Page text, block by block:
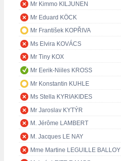
Mr Kimmo KILJUNEN
Mr Eduard KÖCK
Mr František KOPŘIVA
Ms Elvira KOVÁCS
Mr Tiny KOX
Mr Eerik-Niiles KROSS
Mr Konstantin KUHLE
Ms Stella KYRIAKIDES
Mr Jaroslav KYTÝR
M. Jérôme LAMBERT
M. Jacques LE NAY
Mme Martine LEGUILLE BALLOY